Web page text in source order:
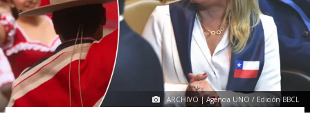
ARCHIVO | Agencia UNO / Edición BBCL